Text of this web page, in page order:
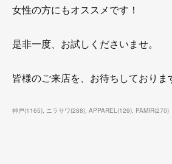
女性の方にもオススメです！
是非一度、お試しくださいませ。
皆様のご来店を、お待ちしておりま
神戸(1165) ニラサワ(288) APPAREL(129) PAMIR(270)